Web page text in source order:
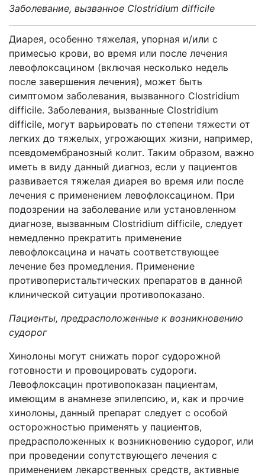
Заболевание, вызванное Clostridium difficile
Диарея, особенно тяжелая, упорная и/или с
примесью крови, во время или после лечения
левофлоксацином (включая несколько недель
после завершения лечения), может быть
симптомом заболевания, вызванного Clostridium
difficile. Заболевания, вызванные Clostridium
difficile, могут варьировать по степени тяжести от
легких до тяжелых, угрожающих жизни, например,
псевдомембранозный колит. Таким образом, важно
иметь в виду данный диагноз, если у пациентов
развивается тяжелая диарея во время или после
лечения с применением левофлоксацином. При
подозрении на заболевание или установленном
диагнозе, вызванным Clostridium difficile, следует
немедленно прекратить применение
левофлоксацина и начать соответствующее
лечение без промедления. Применение
противоперистальтических препаратов в данной
клинической ситуации противопоказано.
Пациенты, предрасположенные к возникновению
судорог
Хинолоны могут снижать порог судорожной
готовности и провоцировать судороги.
Левофлоксацин противопоказан пациентам,
имеющим в анамнезе эпилепсию, и, как и прочие
хинолоны, данный препарат следует с особой
осторожностью применять у пациентов,
предрасположенных к возникновению судорог, или
при проведении сопутствующего лечения с
применением лекарственных средств, активные